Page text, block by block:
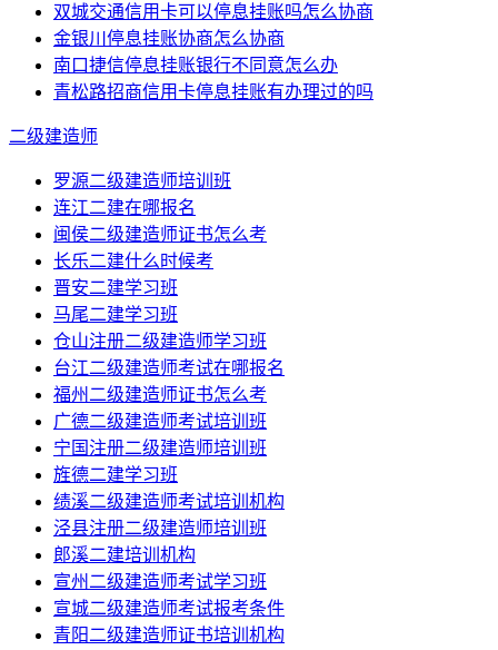
双城交通信用卡可以停息挂账吗怎么协商
金银川停息挂账协商怎么协商
南口捷信停息挂账银行不同意怎么办
青松路招商信用卡停息挂账有办理过的吗
二级建造师
罗源二级建造师培训班
连江二建在哪报名
闽侯二级建造师证书怎么考
长乐二建什么时候考
晋安二建学习班
马尾二建学习班
仓山注册二级建造师学习班
台江二级建造师考试在哪报名
福州二级建造师证书怎么考
广德二级建造师考试培训班
宁国注册二级建造师培训班
旌德二建学习班
绩溪二级建造师考试培训机构
泾县注册二级建造师培训班
郎溪二建培训机构
宣州二级建造师考试学习班
宣城二级建造师考试报考条件
青阳二级建造师证书培训机构